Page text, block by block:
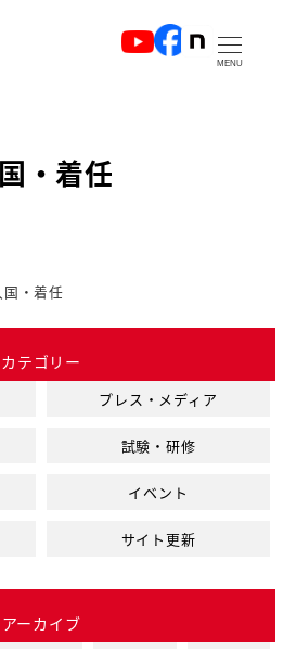
MENU
・着任
国・着任
カテゴリー
プレス・メディア
試験・研修
イベント
サイト更新
アーカイブ